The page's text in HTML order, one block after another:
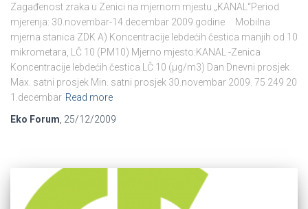
Zagađenost zraka u Zenici na mjernom mjestu „KANAL“Period
mjerenja: 30.novembar-14.decembar 2009.godine Mobilna
mjerna stanica ZDK A) Koncentracije lebdećih čestica manjih od 10
mikrometara, LČ 10 (PM10) Mjerno mjesto:KANAL -Zenica
Koncentracije lebdećih čestica LČ 10 (µg/m3) Dan Dnevni prosjek
Max. satni prosjek Min. satni prosjek 30.novembar 2009. 75 249 20
1.decembar Read more
Eko Forum 25/12/2009